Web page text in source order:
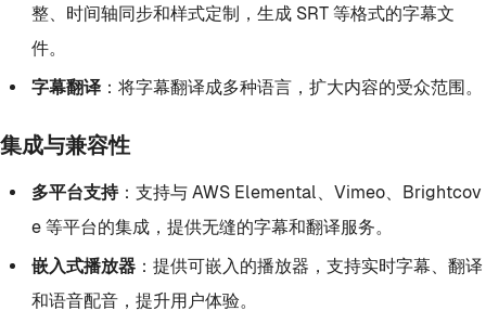
整、时间轴同步和样式定制，生成 SRT 等格式的字幕文
件。
字幕翻译：将字幕翻译成多种语言，扩大内容的受众范围。
集成与兼容性
多平台支持：支持与 AWS Elemental、Vimeo、Brightcov
e 等平台的集成，提供无缝的字幕和翻译服务。
嵌入式播放器：提供可嵌入的播放器，支持实时字幕、翻译
和语音配音，提升用户体验。